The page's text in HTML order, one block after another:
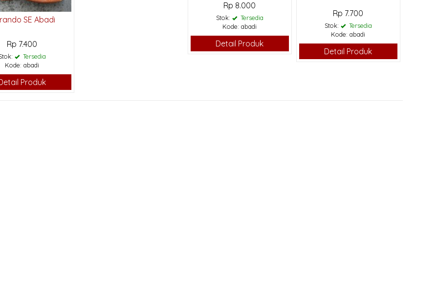
Rp 8.000
Stok:
Tersedia
Kode: abadi
Detail Produk
Rp 7.700
Stok:
Tersedia
Kode: abadi
Detail Produk
SE Abadi
Rp 7.400
Tersedia
Kode: abadi
Produk